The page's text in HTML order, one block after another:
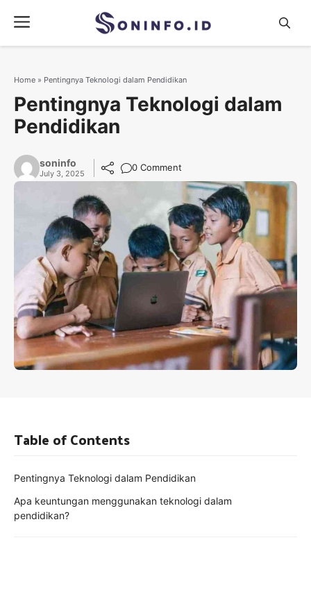
content
Menu
Home » Pentingnya Teknologi dalam Pendidikan
Pentingnya Teknologi dalam
Pendidikan
soninfo
July 3, 2025
0 Comment
Table of Contents
Pentingnya Teknologi dalam Pendidikan
Apa keuntungan menggunakan teknologi dalam
pendidikan?